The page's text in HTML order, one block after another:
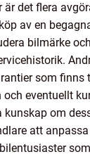
är det flera
av en
bilmärke
som finns
eventuellt
kunskap om
att